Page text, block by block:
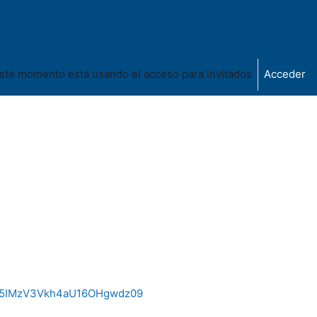
momento está usando el acceso para invitados Acceder
09